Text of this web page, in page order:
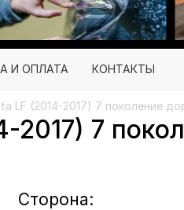
LF (2014-2017) 7 поколение
7
Сторона:
И ОПЛАТА КОНТАКТЫ